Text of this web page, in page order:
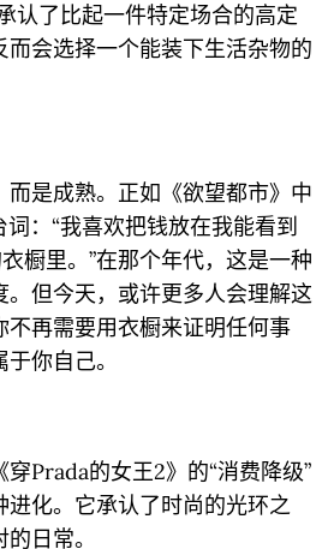
认了比起一件特定场合的高定
会选择一个能装下生活杂物的
是成熟。正如《欲望都市》中
：“我喜欢把钱放在我能看到
橱里。”在那个年代，这是一种
。但今天，或许更多人会理解这
不再需要用衣橱来证明任何事
你自己。
Prada的女王2》的“消费降级”
进化。它承认了时尚的光环之
日常。